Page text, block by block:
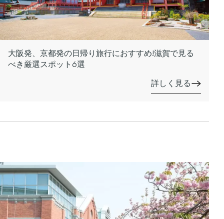
大阪発、京都発の日帰り旅行におすすめ!滋賀で見る
べき厳選スポット6選
詳しく見る